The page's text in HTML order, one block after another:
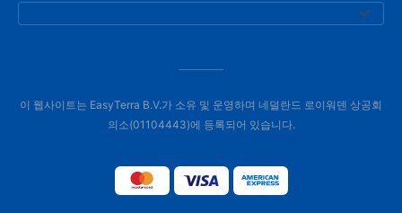
이 웹사이트는 EasyTerra B.V.가 소유 및 운영하며 네덜란드 로이워덴 상공회
의소(01104443)에 등록되어 있습니다.